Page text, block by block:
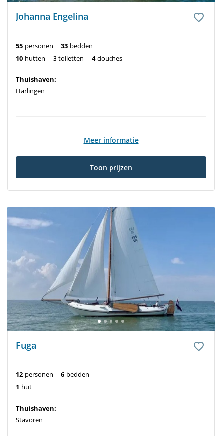
Johanna Engelina
55 personen 33 bedden
10 hutten 3 toiletten 4 douches
Thuishaven:
Harlingen
Meer informatie
Toon prijzen
Fuga
12 personen 6 bedden
1 hut
Thuishaven:
Stavoren